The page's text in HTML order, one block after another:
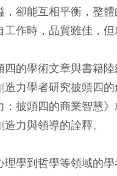
，卻能互相平衡，整
工作時，品質雖佳，
四的學術文章與書籍
造力學者研究披頭四
：披頭四的商業智慧
力與領導的詮釋。
理學到哲學等領域的